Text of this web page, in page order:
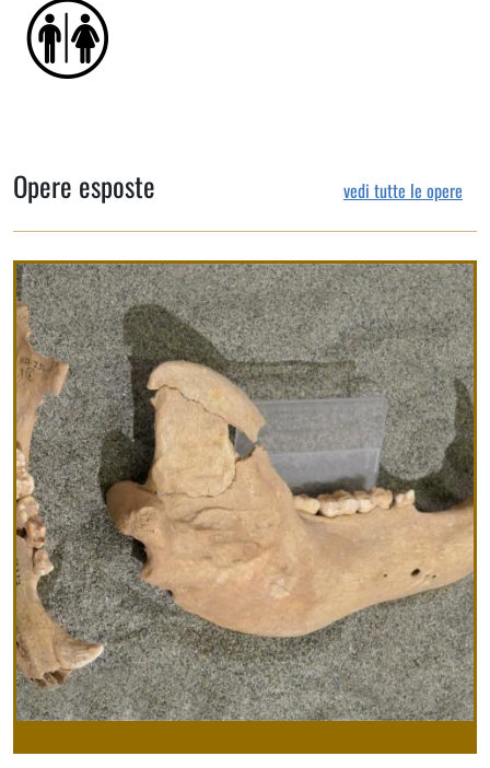
Opere esposte vedi tutte le opere